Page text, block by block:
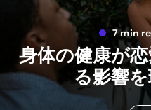
7 min
身体の健康が
る影響